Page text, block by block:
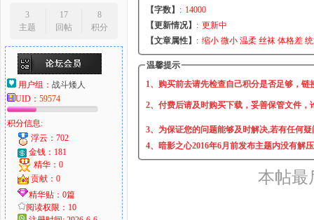
爱
3
主题
17
回帖
8
积分
用户组： 战斗矮人
UID： 59574
积分信息:
浮云：702
金钱：181
精华：0
贡献：0
精华贴：0篇
阅读权限：10
【字数】 : 14000
【更新情况】 : 更新中
【文章属性】 : 缩小 微小 温柔 丝袜 体格差
温馨提示
1、购买前去请先检查自己积分是否足够，链
2、付费后请及时购买下载，妥善保管文件
3、为保证您的问题能够及时解决,若有任何
4、暗影之心2016年6月前发布主题内没有解
本帖最